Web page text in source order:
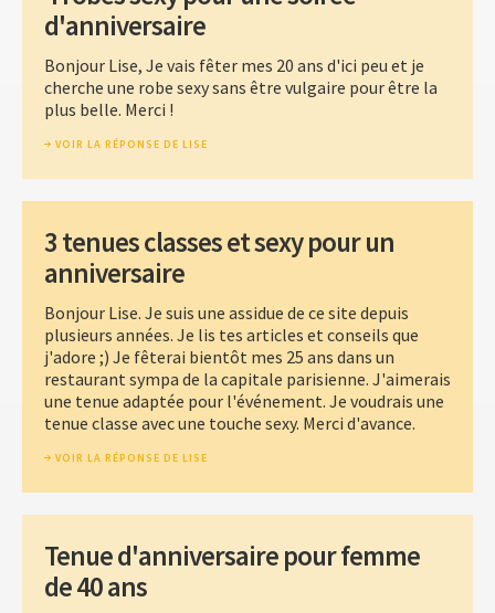
d'anniversaire
Bonjour Lise, Je vais fêter mes 20 ans d'ici peu et je
cherche une robe sexy sans être vulgaire pour être la
plus belle. Merci !
VOIR LA RÉPONSE DE LISE
3 tenues classes et sexy pour un
anniversaire
Bonjour Lise. Je suis une assidue de ce site depuis
plusieurs années. Je lis tes articles et conseils que
j'adore ;) Je fêterai bientôt mes 25 ans dans un
restaurant sympa de la capitale parisienne. J'aimerais
une tenue adaptée pour l'événement. Je voudrais une
tenue classe avec une touche sexy. Merci d'avance.
VOIR LA RÉPONSE DE LISE
Tenue d'anniversaire pour femme
de 40 ans